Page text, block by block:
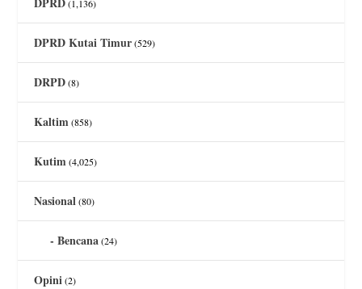
(1,136)
DPRD Kutai Timur(529)
DRPD(8)
Kaltim(858)
Kutim(4,025)
Nasional(80)
Bencana(24)
Opini(2)